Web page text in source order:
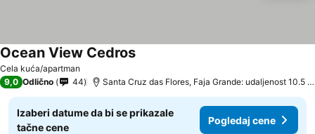
Cela kuća/apartman
Ocean View Cedros
9,0 Odlično 44 Santa Cruz das Flores, Faja Grande: udaljenost 10.5 km
Izaberi datume da bi se prikazale
tačne cene
Pogledaj cene